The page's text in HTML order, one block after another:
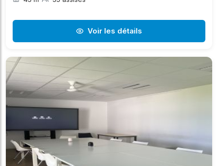
Voir les détails